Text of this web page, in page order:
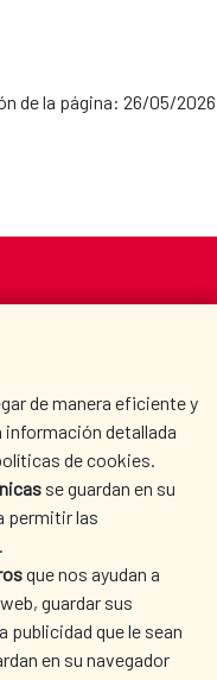
de la página: 26/05/2026
de manera eficiente y
detallada
de cookies.
se guardan en su
permitir las
que nos ayudan a
guardar sus
publicidad que le sean
en su navegador
DO WE COOPERATE?
PRESS ROOM
LIBRARY